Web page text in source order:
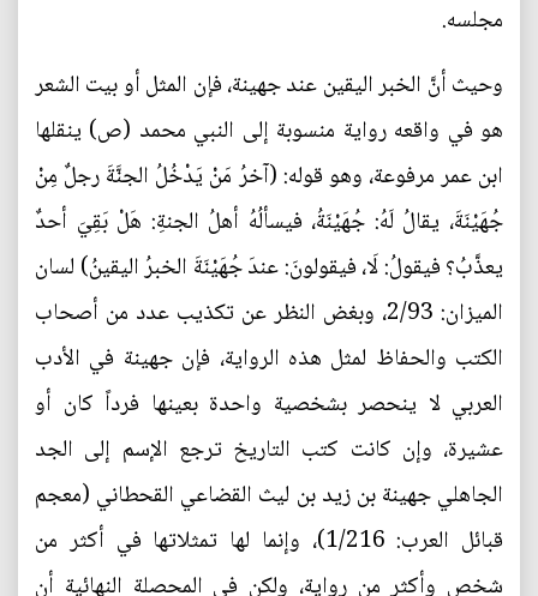
مجلسه.
وحيث أنَّ الخبر اليقين عند جهينة، فإن المثل أو بيت الشعر
هو في واقعه رواية منسوبة إلى النبي محمد (ص) ينقلها
ابن عمر مرفوعة، وهو قوله: (آخرُ مَنْ يَدْخُلُ الجنَّةَ رجلٌ مِنْ
جُهَيْنَةَ، يقالُ لَهُ: جُهَيْنَةُ، فيسألُهُ أهلُ الجنةِ: هَلْ بَقِيَ أحدٌ
يعذَّبُ؟ فيقولُ: لَا، فيقولونَ: عندَ جُهَيْنَةَ الخبرُ اليقينُ) لسان
الميزان: 2/93، وبغض النظر عن تكذيب عدد من أصحاب
الكتب والحفاظ لمثل هذه الرواية، فإن جهينة في الأدب
العربي لا ينحصر بشخصية واحدة بعينها فرداً كان أو
عشيرة، وإن كانت كتب التاريخ ترجع الإسم إلى الجد
الجاهلي جهينة بن زيد بن ليث القضاعي القحطاني (معجم
قبائل العرب: 1/216)، وإنما لها تمثلاتها في أكثر من
شخص وأكثر من رواية، ولكن في المحصلة النهائية أن